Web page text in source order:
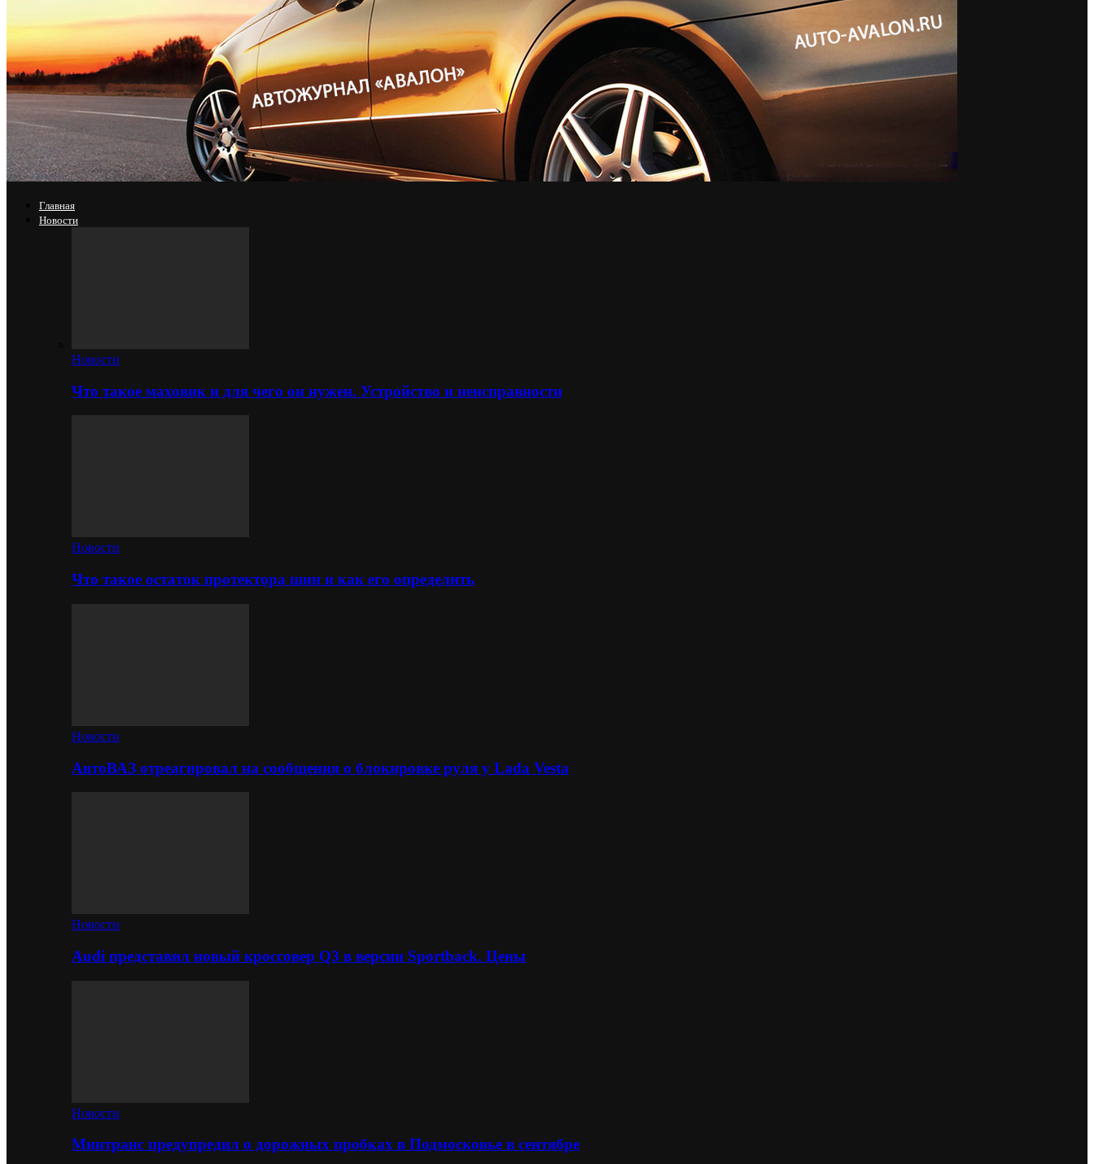
Главная
Новости
Новости
Что такое маховик и для чего он нужен. Устройство и неисправности
Новости
Что такое остаток протектора шин и как его определить
Новости
АвтоВАЗ отреагировал на сообщения о блокировке руля у Lada Vesta
Новости
Audi представил новый кроссовер Q3 в версии Sportback. Цены
Новости
Минтранс предупредил о дорожных пробках в Подмосковье в сентябре